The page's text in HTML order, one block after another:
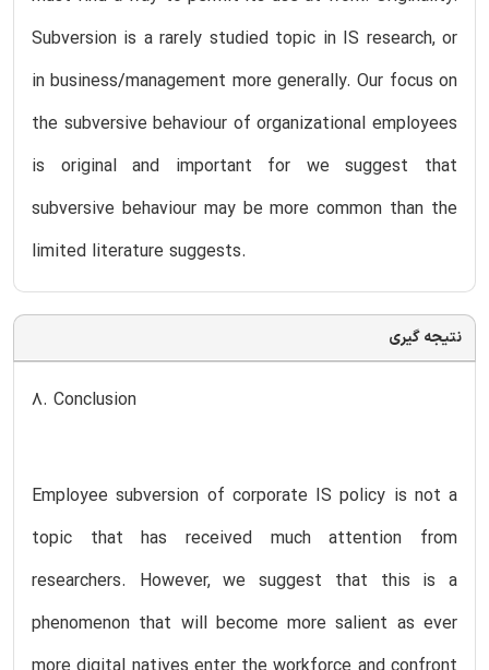
Subversion is a rarely studied topic in IS research, or
in business/management more generally. Our focus on
the subversive behaviour of organizational employees
is original and important for we suggest that
subversive behaviour may be more common than the
limited literature suggests.
نتیجه گیری
8. Conclusion
Employee subversion of corporate IS policy is not a
topic that has received much attention from
researchers. However, we suggest that this is a
phenomenon that will become more salient as ever